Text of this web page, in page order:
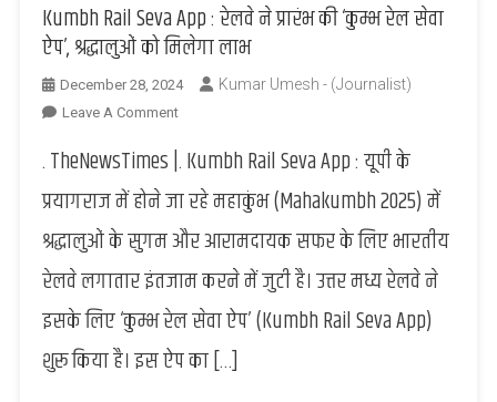
Kumbh Rail Seva App : रेलवे ने प्रारंभ की ‘कुम्भ रेल सेवा
ऐप’, श्रद्धालुओं को मिलेगा लाभ
December 28, 2024 Kumar Umesh - (Journalist)
Leave A CommentOn
Rail
Seva
App
:
ने
प्रारंभ
‘कुम्भ
. TheNewsTimes |. Kumbh Rail Seva App : यूपी के
प्रयागराज में होने जा रहे महाकुंभ (Mahakumbh 2025) में
श्रद्धालुओं के सुगम और आरामदायक सफर के लिए भारतीय
रेलवे लगातार इंतजाम करने में जुटी है। उत्तर मध्य रेलवे ने
इसके लिए ‘कुम्भ रेल सेवा ऐप’ (Kumbh Rail Seva App)
शुरू किया है। इस ऐप का […]